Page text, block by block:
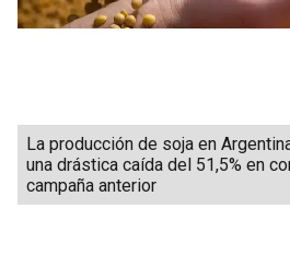
La producción de soja en
una drástica caída del 51,5% en
campaña anterior